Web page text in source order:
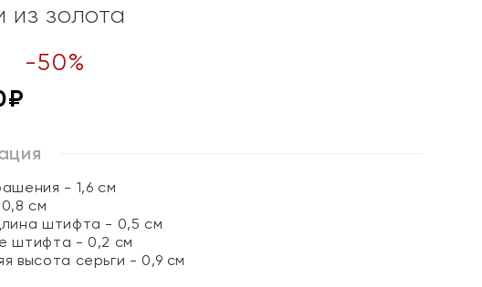
из золота
-50%
₽
- 1,6 см
см
штифта - 0,5 см
штифта - 0,2 см
высота серьги - 0,9 см